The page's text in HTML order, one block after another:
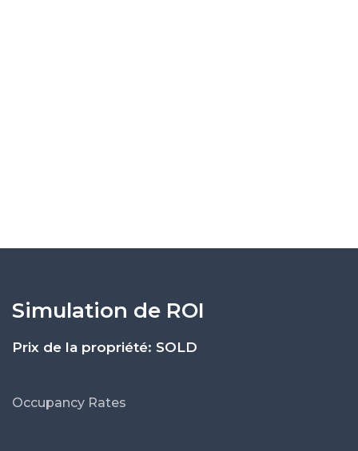
Simulation de ROI
Prix de la propriété: SOLD
Occupancy Rates